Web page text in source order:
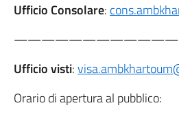
Ufficio Consolare:
Ufficio visti:
Orario di apertura al pubblico: